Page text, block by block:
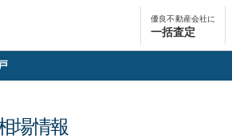
優良不動産会社に
一括査定
場情報